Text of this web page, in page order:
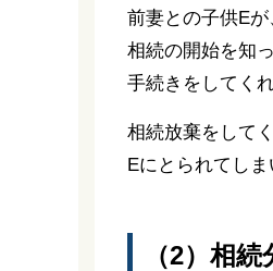
前妻との子供E
相続の開始を知
手続きをしてく
相続放棄をして
Eにとられてしま
（2）相